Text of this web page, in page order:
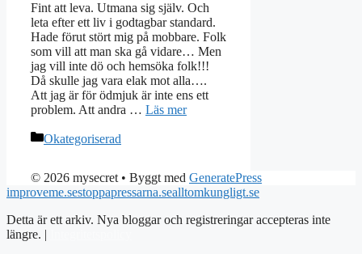
Fint att leva. Utmana sig själv. Och
leta efter ett liv i godtagbar standard.
Hade förut stört mig på mobbare. Folk
som vill att man ska gå vidare… Men
jag vill inte dö och hemsöka folk!!!
Då skulle jag vara elak mot alla….
Att jag är för ödmjuk är inte ens ett
problem. Att andra … Läs mer
Kategorier
Okategoriserad
© 2026 mysecret • Byggt med GeneratePress
improveme.sestoppapressarna.sealltomkungligt.se
Detta är ett arkiv. Nya bloggar och registreringar accepteras inte
längre. |